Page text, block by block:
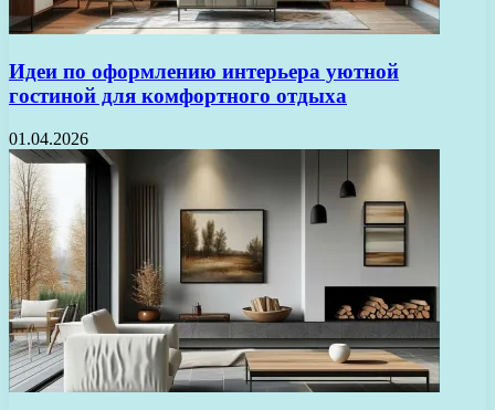
Идеи по оформлению интерьера уютной
гостиной для комфортного отдыха
01.04.2026